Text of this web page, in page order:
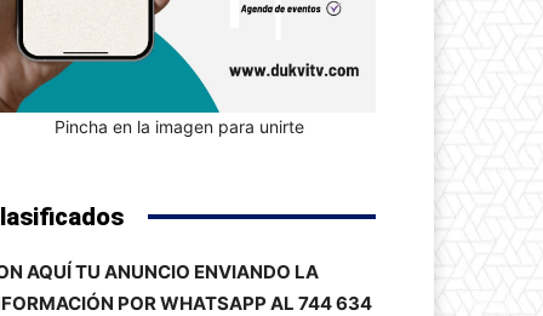
Pincha en la imagen para unirte
AQUÍ TU ANUNCIO ENVIANDO LA
POR WHATSAPP AL 744 634